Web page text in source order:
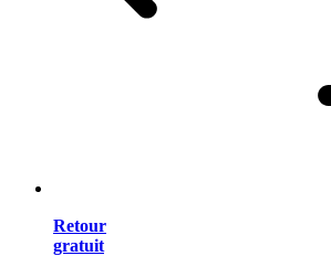
Retour
gratuit